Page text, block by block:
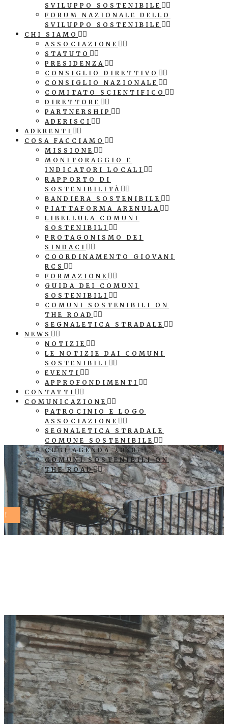
SVILUPPO SOSTENIBILE
FORUM NAZIONALE DELLO
SVILUPPO SOSTENIBILE
CHI SIAMO
ASSOCIAZIONE
STATUTO
PRESIDENZA
CONSIGLIO DIRETTIVO
CONSIGLIO NAZIONALE
COMITATO SCIENTIFICO
DIRETTORE
PARTNERSHIP
ADERISCI
ADERENTI
COSA FACCIAMO
MISSIONE
MONITORAGGIO E
INDICATORI LOCALI
RAPPORTO DI
SOSTENIBILITÀ
BANDIERA SOSTENIBILE
PIATTAFORMA ARENULA
LIBELLULA COMUNI
SOSTENIBILI
PROTAGONISMO DEI
SINDACI
COORDINAMENTO GIOVANI
RCS
FORMAZIONE
GUIDA DEI COMUNI
SOSTENIBILI
COMUNI SOSTENIBILI ON
THE ROAD
SEGNALETICA STRADALE
NEWS
NOTIZIE
LE NOTIZIE DAI COMUNI
SOSTENIBILI
EVENTI
APPROFONDIMENTI
CONTATTI
COMUNICAZIONE
PATROCINIO E LOGO
ASSOCIAZIONE
SEGNALETICA STRADALE
COMUNE SOSTENIBILE
CUBI AGENDA 2030
COMUNI SOSTENIBILI ON
THE ROAD